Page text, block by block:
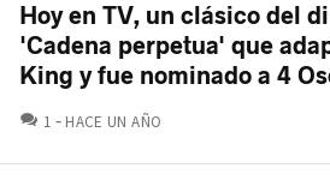
Hoy en TV, un clásico del
'Cadena perpetua' que
King y fue nominado a 4
1 COMENTARIOS
HACE UN AÑO